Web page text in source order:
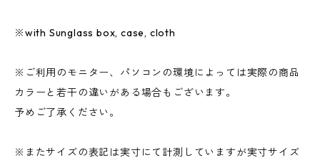
※with Sunglass box, case, cloth
※ご利用のモニター、パソコンの環境によっては実際の商品
カラーと若干の違いがある場合もございます。
予めご了承ください。
※またサイズの表記は実寸にて計測していますが実寸サイズ